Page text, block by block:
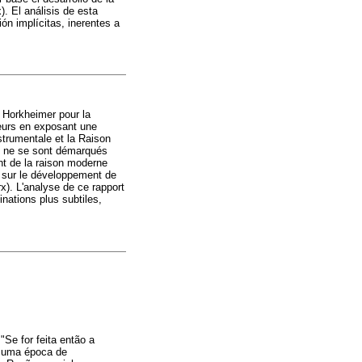
El análisis de esta
implícitas, inerentes a
pour la
en exposant une
et la Raison
se sont démarqués
de la raison moderne
le développement de
L'analyse de ce rapport
plus subtiles,
for feita então a
época de